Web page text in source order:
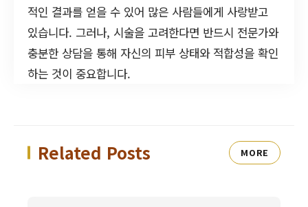
적인 결과를 얻을 수 있어 많은 사람들에게 사랑받고
있습니다. 그러나, 시술을 고려한다면 반드시 전문가와
충분한 상담을 통해 자신의 피부 상태와 적합성을 확인
하는 것이 중요합니다.
Related Posts MORE